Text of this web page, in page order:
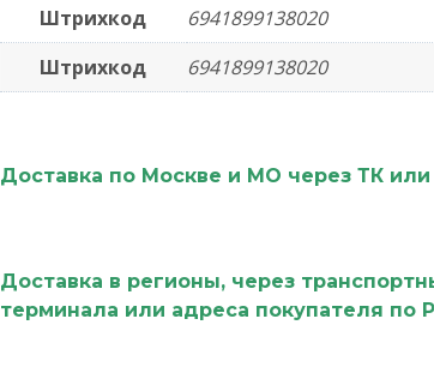
Штрихкод
6941899138020
Штрихкод
6941899138020
Доставка по Москве и МО через ТК
Доставка в регионы, через
терминала или адреса покупателя по